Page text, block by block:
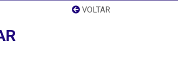
VOLTAR